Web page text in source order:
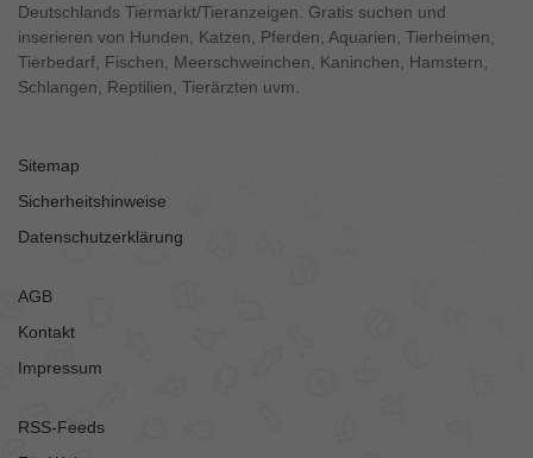
Deutschlands Tiermarkt/Tieranzeigen. Gratis suchen und
inserieren von Hunden, Katzen, Pferden, Aquarien, Tierheimen,
Tierbedarf, Fischen, Meerschweinchen, Kaninchen, Hamstern,
Schlangen, Reptilien, Tierärzten uvm.
Sitemap
Sicherheitshinweise
Datenschutzerklärung
AGB
Kontakt
Impressum
RSS-Feeds